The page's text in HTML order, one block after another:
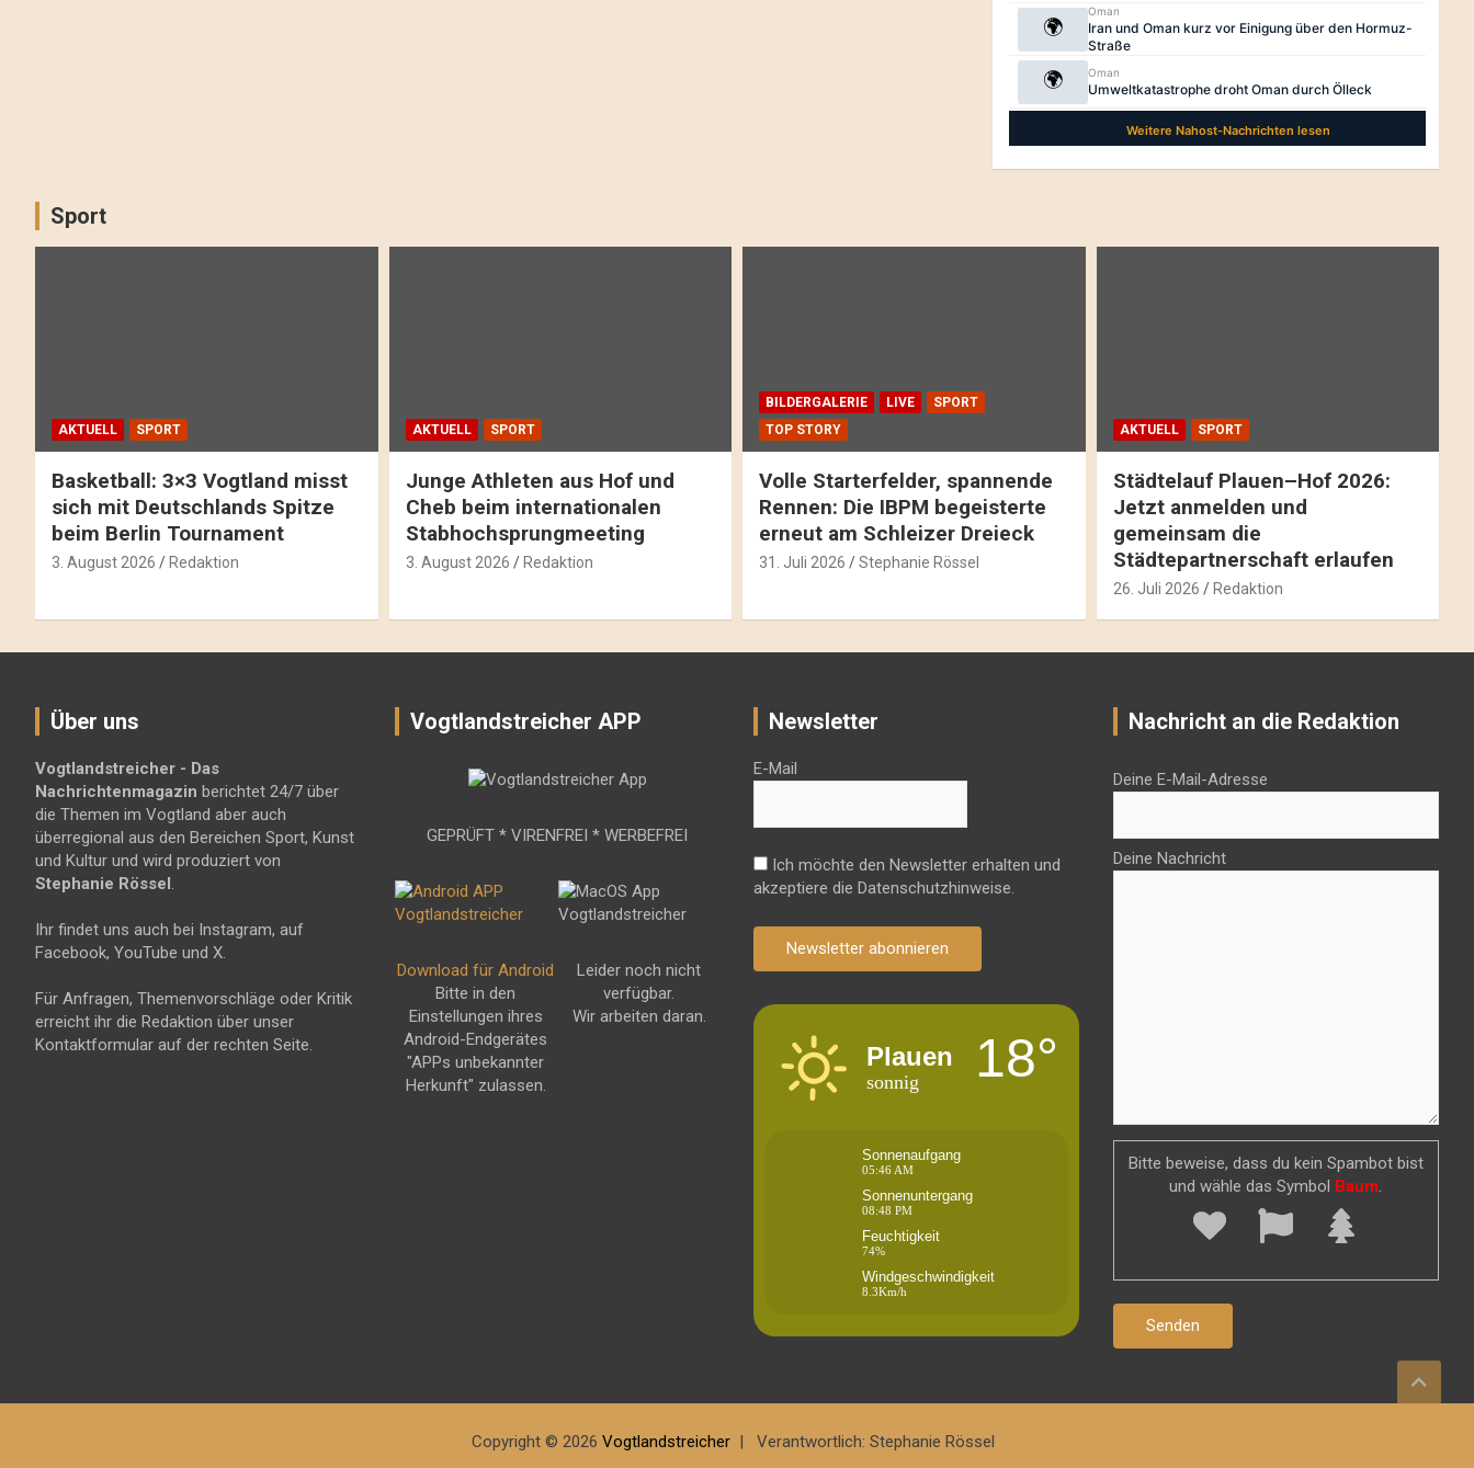
Sport
AKTUELL SPORT
Basketball: 3×3 Vogtland misst
sich mit Deutschlands Spitze
beim Berlin Tournament
3. August 2026 Redaktion
AKTUELL SPORT
Junge Athleten aus Hof und
Cheb beim internationalen
Stabhochsprungmeeting
3. August 2026 Redaktion
BILDERGALERIE LIVE
SPORT
TOP STORY
Volle Starterfelder, spannende
Rennen: Die IBPM begeisterte
erneut am Schleizer Dreieck
31. Juli 2026 Stephanie Rössel
AKTUELL SPORT
Städtelauf Plauen–Hof 2026:
Jetzt anmelden und
gemeinsam die
Städtepartnerschaft erlaufen
26. Juli 2026 Redaktion
Über uns
Vogtlandstreicher - Das
Nachrichtenmagazin berichtet 24/7 über
die Themen im Vogtland aber auch
überregional aus den Bereichen Sport, Kunst
und Kultur und wird produziert von
Stephanie Rössel.
Ihr findet uns auch bei Instagram, auf
Facebook, YouTube und X.
Für Anfragen, Themenvorschläge oder Kritik
erreicht ihr die Redaktion über unser
Kontaktformular auf der rechten Seite.
Vogtlandstreicher APP
GEPRÜFT * VIRENFREI * WERBEFREI
Download für Android
Bitte in den
Einstellungen ihres
Android-Endgerätes
"APPs unbekannter
Herkunft" zulassen.
Leider noch nicht
verfügbar.
Wir arbeiten daran.
Newsletter
E-Mail
Ich möchte den Newsletter erhalten und
akzeptiere die Datenschutzhinweise.
Newsletter abonnieren
Plauen
sonnig 18°
Sonnenaufgang
05:46 AM
Sonnenuntergang
08:48 PM
Feuchtigkeit
74%
Windgeschwindigkeit
8.3Km/h
Nachricht an die Redaktion
Deine E-Mail-Adresse
Deine Nachricht
Bitte beweise, dass du kein Spambot bist
und wähle das Symbol Baum.
Copyright © 2026 Vogtlandstreicher Verantwortlich: Stephanie Rössel